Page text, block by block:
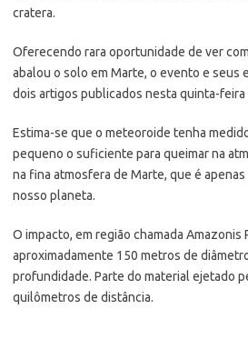
cratera.
Oferecendo rara oportunidade de ver
abalou o solo em Marte, o evento e seus
dois artigos publicados nesta quinta-feira
Estima-se que o meteoroide tenha
pequeno o suficiente para queimar na
na fina atmosfera de Marte, que é
nosso planeta.
O impacto, em região chamada Amazonis
aproximadamente 150 metros de
profundidade. Parte do material ejetado
quilômetros de distância.